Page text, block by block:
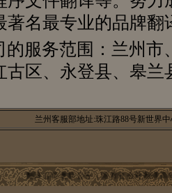
著名最专业的品牌翻
的服务范围：兰州
古区、永登县、皋
兰州客服部地址:珠江路88号新世界
翻译公司更新公告：随着社会对翻译高